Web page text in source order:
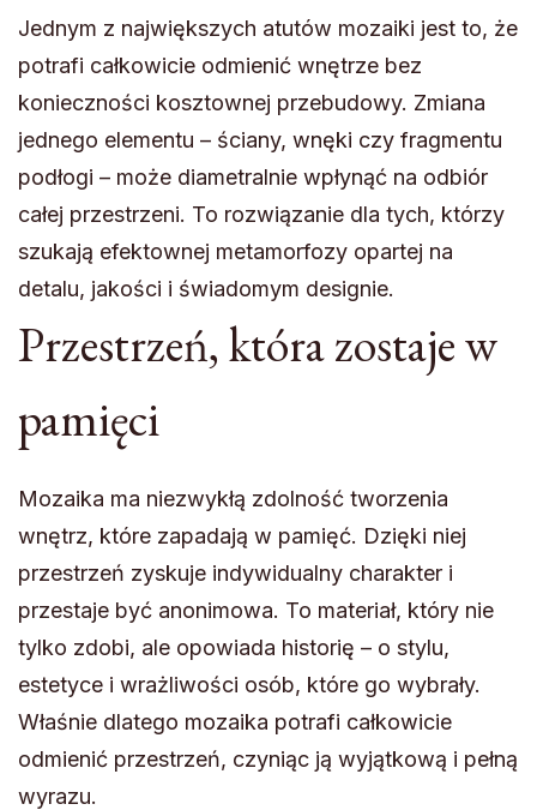
Jednym z największych atutów mozaiki jest to, że
potrafi całkowicie odmienić wnętrze bez
konieczności kosztownej przebudowy. Zmiana
jednego elementu – ściany, wnęki czy fragmentu
podłogi – może diametralnie wpłynąć na odbiór
całej przestrzeni. To rozwiązanie dla tych, którzy
szukają efektownej metamorfozy opartej na
detalu, jakości i świadomym designie.
Przestrzeń, która zostaje w
pamięci
Mozaika ma niezwykłą zdolność tworzenia
wnętrz, które zapadają w pamięć. Dzięki niej
przestrzeń zyskuje indywidualny charakter i
przestaje być anonimowa. To materiał, który nie
tylko zdobi, ale opowiada historię – o stylu,
estetyce i wrażliwości osób, które go wybrały.
Właśnie dlatego mozaika potrafi całkowicie
odmienić przestrzeń, czyniąc ją wyjątkową i pełną
wyrazu.